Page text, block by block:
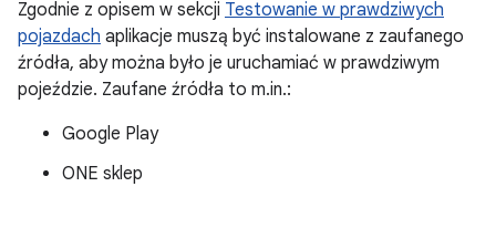
Zgodnie z opisem w sekcji Testowanie w prawdziwych
pojazdach aplikacje muszą być instalowane z zaufanego
źródła, aby można było je uruchamiać w prawdziwym
pojeździe. Zaufane źródła to m.in.:
Google Play
ONE sklep